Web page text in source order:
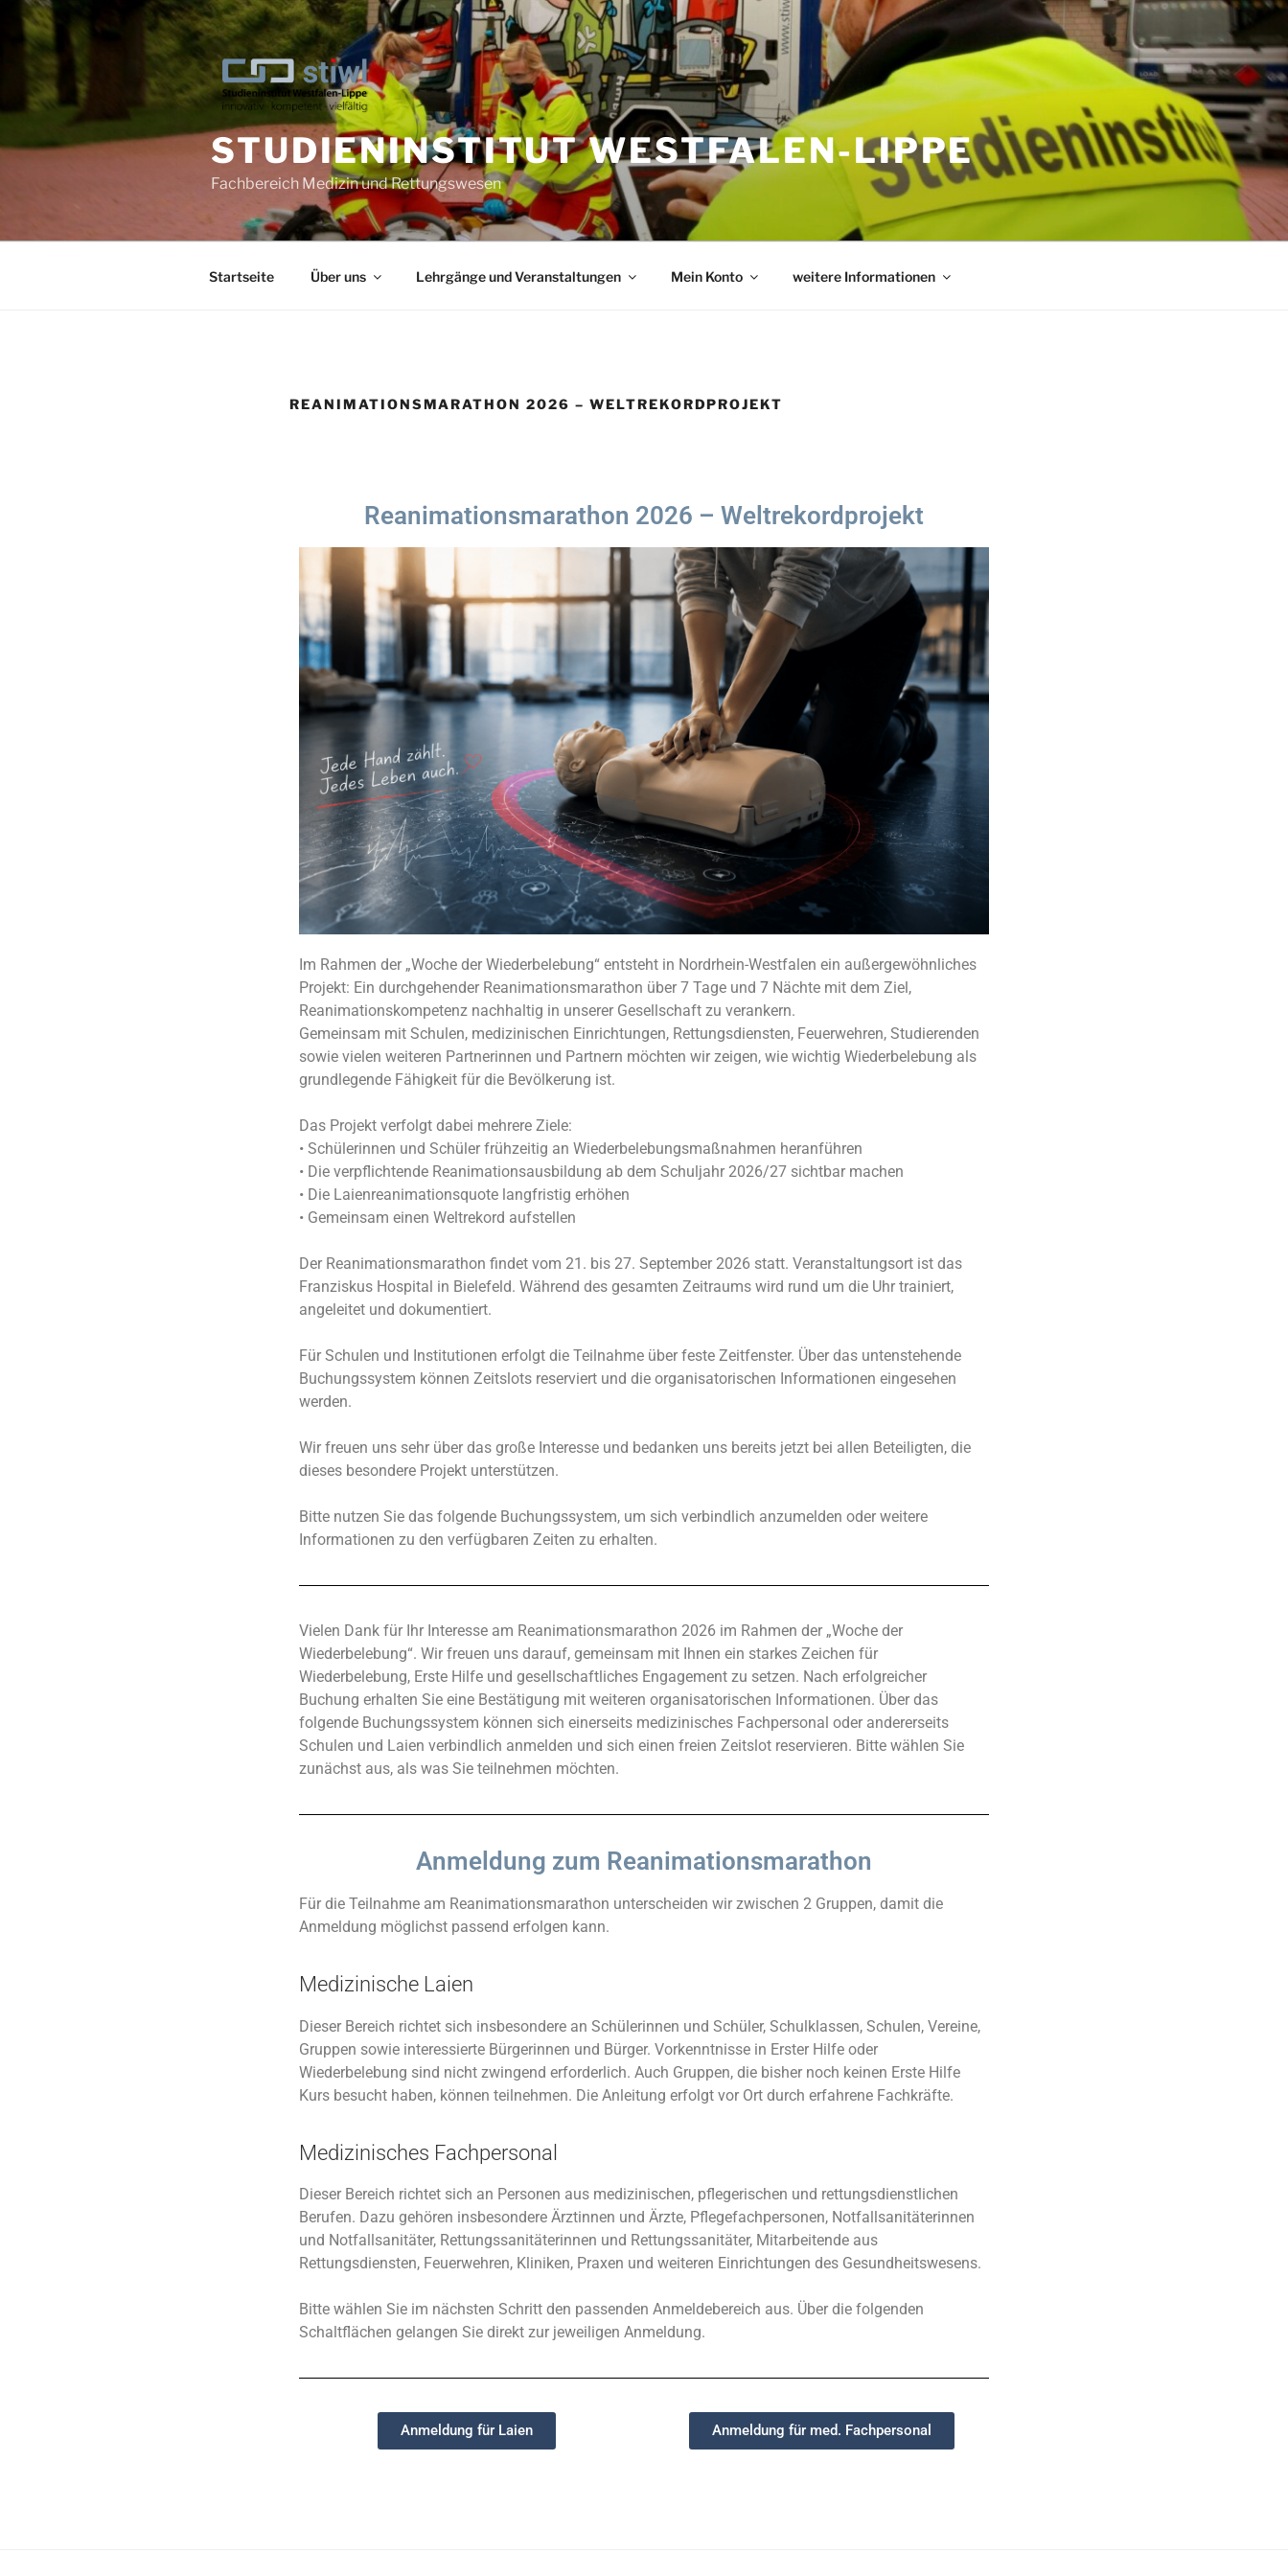
STUDIENINSTITUT WESTFALEN-LIPPE
Fachbereich Medizin und Rettungswesen
Startseite Über uns Lehrgänge und Veranstaltungen Mein Konto weitere Informationen
REANIMATIONSMARATHON 2026 – WELTREKORDPROJEKT
Reanimationsmarathon 2026 – Weltrekordprojekt
Im Rahmen der „Woche der Wiederbelebung“ entsteht in Nordrhein-Westfalen ein außergewöhnliches
Projekt: Ein durchgehender Reanimationsmarathon über 7 Tage und 7 Nächte mit dem Ziel,
Reanimationskompetenz nachhaltig in unserer Gesellschaft zu verankern.
Gemeinsam mit Schulen, medizinischen Einrichtungen, Rettungsdiensten, Feuerwehren, Studierenden
sowie vielen weiteren Partnerinnen und Partnern möchten wir zeigen, wie wichtig Wiederbelebung als
grundlegende Fähigkeit für die Bevölkerung ist.
Das Projekt verfolgt dabei mehrere Ziele:
• Schülerinnen und Schüler frühzeitig an Wiederbelebungsmaßnahmen heranführen
• Die verpflichtende Reanimationsausbildung ab dem Schuljahr 2026/27 sichtbar machen
• Die Laienreanimationsquote langfristig erhöhen
• Gemeinsam einen Weltrekord aufstellen
Der Reanimationsmarathon findet vom 21. bis 27. September 2026 statt. Veranstaltungsort ist das
Franziskus Hospital in Bielefeld. Während des gesamten Zeitraums wird rund um die Uhr trainiert,
angeleitet und dokumentiert.
Für Schulen und Institutionen erfolgt die Teilnahme über feste Zeitfenster. Über das untenstehende
Buchungssystem können Zeitslots reserviert und die organisatorischen Informationen eingesehen
werden.
Wir freuen uns sehr über das große Interesse und bedanken uns bereits jetzt bei allen Beteiligten, die
dieses besondere Projekt unterstützen.
Bitte nutzen Sie das folgende Buchungssystem, um sich verbindlich anzumelden oder weitere
Informationen zu den verfügbaren Zeiten zu erhalten.
Vielen Dank für Ihr Interesse am Reanimationsmarathon 2026 im Rahmen der „Woche der
Wiederbelebung“. Wir freuen uns darauf, gemeinsam mit Ihnen ein starkes Zeichen für
Wiederbelebung, Erste Hilfe und gesellschaftliches Engagement zu setzen. Nach erfolgreicher
Buchung erhalten Sie eine Bestätigung mit weiteren organisatorischen Informationen. Über das
folgende Buchungssystem können sich einerseits medizinisches Fachpersonal oder andererseits
Schulen und Laien verbindlich anmelden und sich einen freien Zeitslot reservieren. Bitte wählen Sie
zunächst aus, als was Sie teilnehmen möchten.
Anmeldung zum Reanimationsmarathon
Für die Teilnahme am Reanimationsmarathon unterscheiden wir zwischen 2 Gruppen, damit die
Anmeldung möglichst passend erfolgen kann.
Medizinische Laien
Dieser Bereich richtet sich insbesondere an Schülerinnen und Schüler, Schulklassen, Schulen, Vereine,
Gruppen sowie interessierte Bürgerinnen und Bürger. Vorkenntnisse in Erster Hilfe oder
Wiederbelebung sind nicht zwingend erforderlich. Auch Gruppen, die bisher noch keinen Erste Hilfe
Kurs besucht haben, können teilnehmen. Die Anleitung erfolgt vor Ort durch erfahrene Fachkräfte.
Medizinisches Fachpersonal
Dieser Bereich richtet sich an Personen aus medizinischen, pflegerischen und rettungsdienstlichen
Berufen. Dazu gehören insbesondere Ärztinnen und Ärzte, Pflegefachpersonen, Notfallsanitäterinnen
und Notfallsanitäter, Rettungssanitäterinnen und Rettungssanitäter, Mitarbeitende aus
Rettungsdiensten, Feuerwehren, Kliniken, Praxen und weiteren Einrichtungen des Gesundheitswesens.
Bitte wählen Sie im nächsten Schritt den passenden Anmeldebereich aus. Über die folgenden
Schaltflächen gelangen Sie direkt zur jeweiligen Anmeldung.
Anmeldung für Laien Anmeldung für med. Fachpersonal